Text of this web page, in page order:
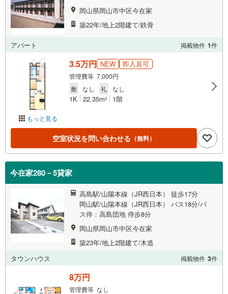
岡山県岡山市中区今在家
築22年/地上2階建て/鉄骨
アパート 掲載物件 1件
もっと見る
3.5万円 NEW 即入居可
管理費等 7,000円
敷
なし 礼 なし
1K 22.35m2 1階
空室状況を問い合わせる （無料）
今在家280－5貸家
高島駅/山陽本線（JR西日本） 徒歩17分
岡山駅/山陽本線（JR西日本） バス18分/バ
ス停：高島団地 停歩8分
岡山県岡山市中区今在家
築23年/地上2階建て/木造
タウンハウス
掲載物件 3件
8万円
管理費等 なし